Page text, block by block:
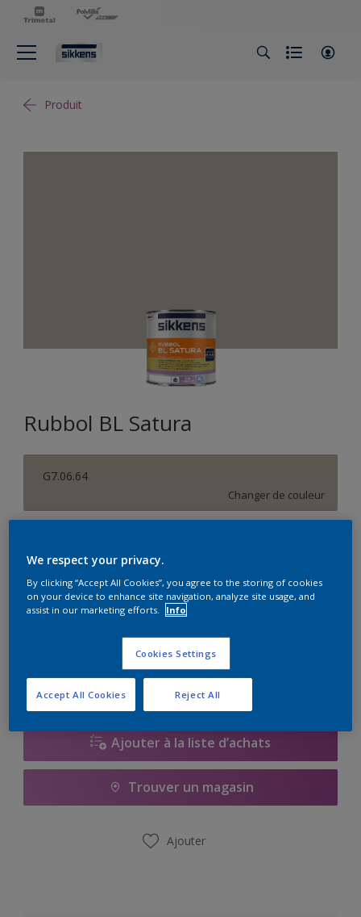
Produit
Rubbol BL Satura
G7.06.64
Changer de couleur
1L
Quantité Calculateur de peinture
Calculer
Ajouter à la liste d’achats
Trouver un magasin
Ajouter
We respect your privacy.
By clicking “Accept All Cookies”, you agree to the storing of cookies
on your device to enhance site navigation, analyze site usage, and
assist in our marketing efforts.
Info
Cookies Settings
Reject All
Accept All Cookies